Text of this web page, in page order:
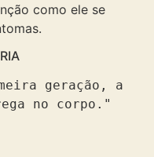
como ele se
geração, a
no corpo."